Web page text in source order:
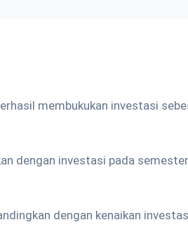
membukukan investasi
dengan investasi pada
dengan kenaikan